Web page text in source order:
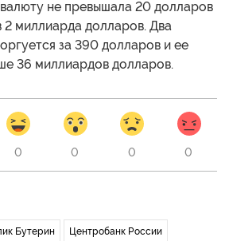
не превышала 20 долларов
2 миллиарда долларов. Два
за 390 долларов и ее
36 миллиардов долларов.
0 0 0 0
Бутерин Центробанк России